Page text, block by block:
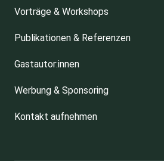
Vorträge & Workshops
Publikationen & Referenzen
Gastautor:innen
Werbung & Sponsoring
Kontakt aufnehmen